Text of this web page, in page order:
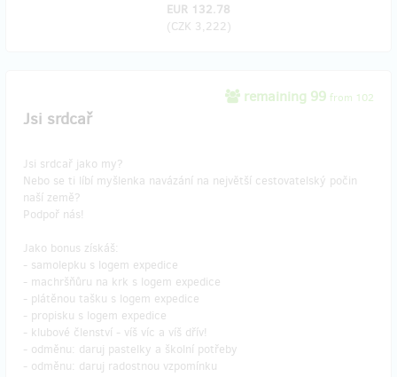
EUR 132.78
(CZK 3,222)
remaining 99 from 102
Jsi srdcař
Jsi srdcař jako my?
Nebo se ti líbí myšlenka navázání na největší cestovatelský počin
naší země?
Podpoř nás!
Jako bonus získáš:
- samolepku s logem expedice
- machršňůru na krk s logem expedice
- plátěnou tašku s logem expedice
- propisku s logem expedice
- klubové členství - víš víc a víš dřív!
- odměnu: daruj pastelky a školní potřeby
- odměnu: daruj radostnou vzpomínku